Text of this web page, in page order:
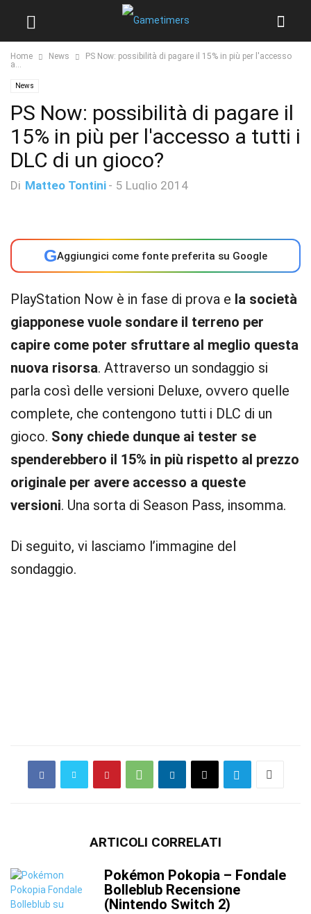
Home News
PS Now: possibilità di pagare il 15% in più per l'accesso
a...
News
PS Now: possibilità di pagare il
15% in più per l'accesso a tutti i
DLC di un gioco?
Di Matteo Tontini - 5 Luglio 2014
GAggiungici come fonte preferita su Google
PlayStation Now è in fase di prova e la società
giapponese vuole sondare il terreno per
capire come poter sfruttare al meglio questa
nuova risorsa. Attraverso un sondaggio si
parla così delle versioni Deluxe, ovvero quelle
complete, che contengono tutti i DLC di un
gioco. Sony chiede dunque ai tester se
spenderebbero il 15% in più rispetto al prezzo
originale per avere accesso a queste
versioni. Una sorta di Season Pass, insomma.
Di seguito, vi lasciamo l’immagine del
sondaggio.
ARTICOLI CORRELATI
Pokémon Pokopia – Fondale
Bolleblub Recensione
(Nintendo Switch 2)